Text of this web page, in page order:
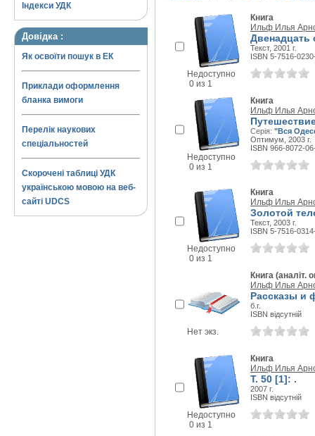
Індекси УДК
Довідка :
Як освоїти пошук в ЕК
Приклади оформлення
бланка вимоги
Перелік наукових
спеціальностей
Скорочені таблиці УДК
українською мовою на веб-
сайті UDCS
Недоступно
0 из 1
Книга
Ильф Илья
Двенадцать
Текст, 2001 г.
ISBN 5-7516-
Недоступно
0 из 1
Книга
Ильф Илья
Серія: "Вся
Оптимум, 2003 г.
ISBN 966-8072-
Недоступно
0 из 1
Книга
Ильф Илья
Золотой
Текст, 2003 г.
ISBN 5-7516-
Нет экз.
Книга (аналіт.
Ильф Илья
Рассказы и
б.г.
ISBN відсутній
Недоступно
0 из 1
Книга
Ильф Илья
Т. 50 [1]: .
2007 г.
ISBN відсутній